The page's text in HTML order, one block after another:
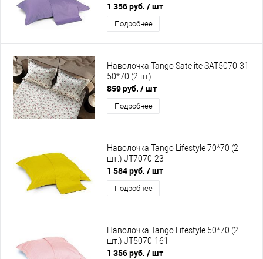
1 356 руб. / шт
Подробнее
Наволочка Tango Satelite SAT5070-31
50*70 (2шт)
859 руб. / шт
Подробнее
Наволочка Tango Lifestyle 70*70 (2
шт.) JT7070-23
1 584 руб. / шт
Подробнее
Наволочка Tango Lifestyle 50*70 (2
шт.) JT5070-161
1 356 руб. / шт